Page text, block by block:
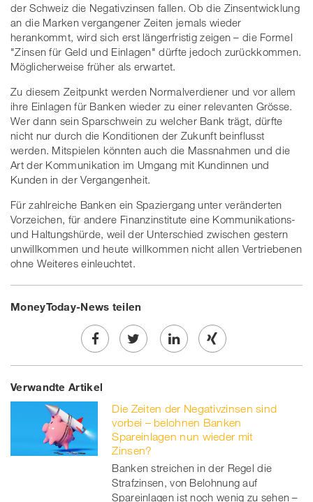
der Schweiz die Negativzinsen fallen. Ob die Zinsentwicklung
an die Marken vergangener Zeiten jemals wieder
herankommt, wird sich erst längerfristig zeigen – die Formel
"Zinsen für Geld und Einlagen" dürfte jedoch zurückkommen.
Möglicherweise früher als erwartet.
Zu diesem Zeitpunkt werden Normalverdiener und vor allem
ihre Einlagen für Banken wieder zu einer relevanten Grösse.
Wer dann sein Sparschwein zu welcher Bank trägt, dürfte
nicht nur durch die Konditionen der Zukunft beinflusst
werden. Mitspielen könnten auch die Massnahmen und die
Art der Kommunikation im Umgang mit Kundinnen und
Kunden in der Vergangenheit.
Für zahlreiche Banken ein Spaziergang unter veränderten
Vorzeichen, für andere Finanzinstitute eine Kommunikations-
und Haltungshürde, weil der Unterschied zwischen gestern
unwillkommen und heute willkommen nicht allen Vertriebenen
ohne Weiteres einleuchtet.
MoneyToday-News teilen
Share
on
Facebook
Twe
on
twitt
er
Share
linkedin
Share
Xing
Verwandte Artikel
Die Zeiten der Negativzinsen sind
vorbei – belohnen Banken
Spareinlagen nun wieder mit
Zinsen?
Banken streichen in der Regel die
Strafzinsen, von Belohnung auf
Spareinlagen ist noch wenig zu sehen –